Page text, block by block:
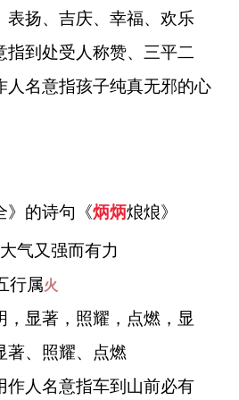
表扬、吉庆、幸福、欢乐
指到处受人称赞、三平二
人名意指孩子纯真无邪的心
的诗句《炳炳烺烺》
气又强而有力
行属火
，显著，照耀，点燃，显
著、照耀、点燃
作人名意指车到山前必有